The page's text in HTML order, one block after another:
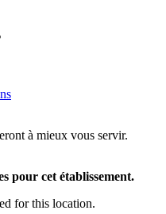
à mieux vous servir.
pour cet établissement.
for this location.